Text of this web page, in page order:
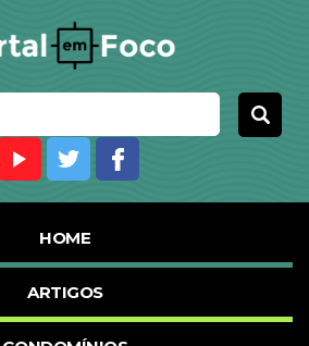
HOME
ARTIGOS